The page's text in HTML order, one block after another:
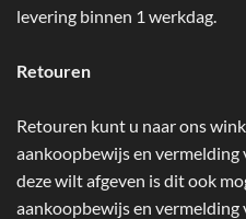
levering binnen 1 werkdag.
Retouren
Retouren kunt u naar ons
aankoopbewijs en vermelding
deze wilt afgeven is dit ook
aankoopbewijs en